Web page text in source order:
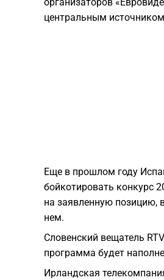
центральным
Еще в прошлом году
бойкотировать конкурс
на заявленную позицию,
нем.
Словенский вещатель
программа будет
Ирландская